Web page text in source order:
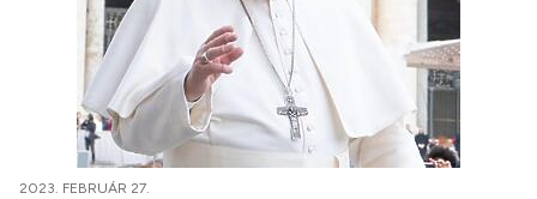
2023. FEBRUÁR 27.